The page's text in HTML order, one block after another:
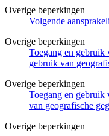
Overige beperkingen
Volgende
Overige beperkingen
Toegang en gebruik
gebruik van
Overige beperkingen
Toegang en gebruik
van geografische
Overige beperkingen